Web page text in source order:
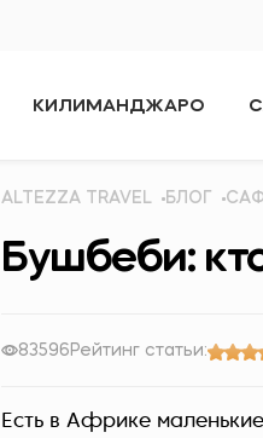
КИЛИМАНДЖАРО
ALTEZZA TRAVEL БЛОГ
Бушбеби:
83596 Рейтинг статьи:
Есть в Африке